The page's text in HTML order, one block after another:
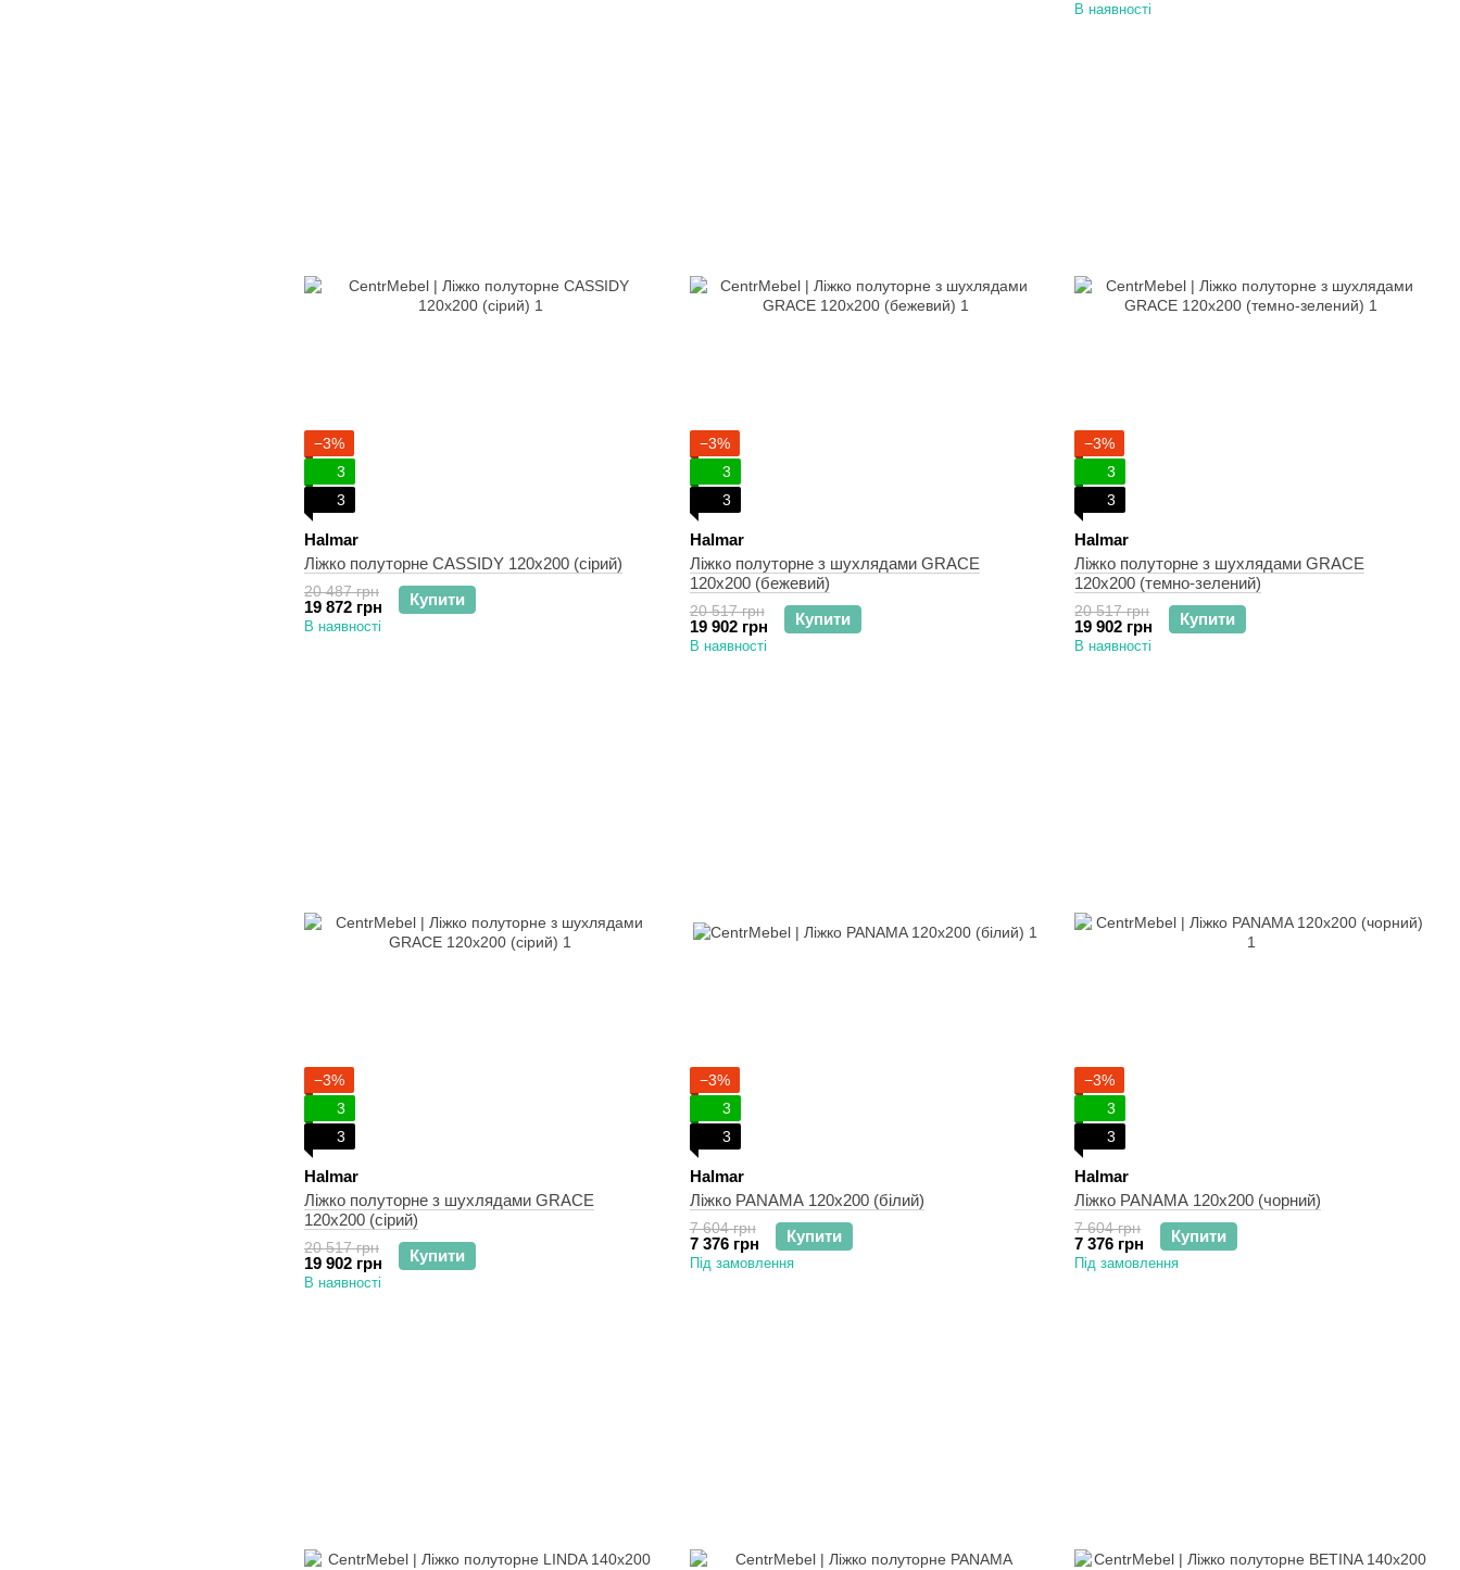
В наявності
−3%
3
3
Halmar
Ліжко полуторне CASSIDY 120х200 (сірий)
20 487 грн
19 872 грн Купити
В наявності
−3%
3
3
Halmar
Ліжко полуторне з шухлядами GRACE
120х200 (бежевий)
20 517 грн
19 902 грн Купити
В наявності
−3%
3
3
Halmar
Ліжко полуторне з шухлядами GRACE
120х200 (темно-зелений)
20 517 грн
19 902 грн Купити
В наявності
−3%
3
3
Halmar
Ліжко полуторне з шухлядами GRACE
120х200 (сірий)
20 517 грн
19 902 грн Купити
В наявності
−3%
3
3
Halmar
Ліжко PANAMA 120x200 (білий)
7 604 грн
7 376 грн Купити
Під замовлення
−3%
3
3
Halmar
Ліжко PANAMA 120x200 (чорний)
7 604 грн
7 376 грн Купити
Під замовлення